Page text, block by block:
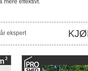
mere effektivt.
ekspert